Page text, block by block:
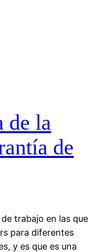
de la
de
trabajo en las que
para diferentes
y es que es una